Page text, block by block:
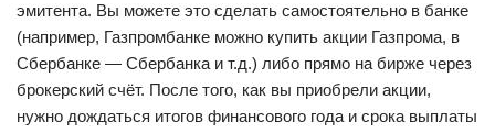
эмитента. Вы можете это сделать самостоятельно в банке
(например, Газпромбанке можно купить акции Газпрома, в
Сбербанке — Сбербанка и т.д.) либо прямо на бирже через
брокерский счёт. После того, как вы приобрели акции,
нужно дождаться итогов финансового года и срока выплаты